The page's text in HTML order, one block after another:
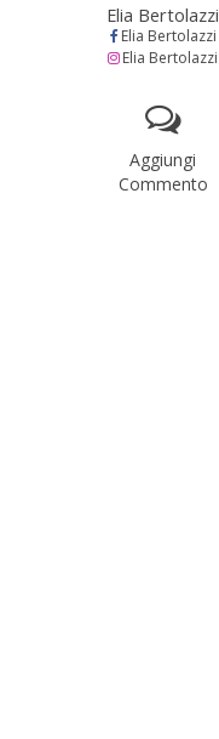
Elia Bertolazzi
Elia Bertolazzi
Elia Bertolazzi
Aggiungi
Commento